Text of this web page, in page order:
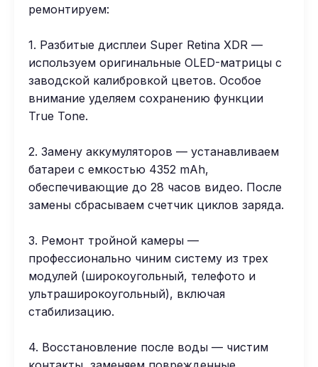
ремонтируем:
1. Разбитые дисплеи Super Retina XDR —
используем оригинальные OLED-матрицы с
заводской калибровкой цветов. Особое
внимание уделяем сохранению функции
True Tone.
2. Замену аккумуляторов — устанавливаем
батареи с емкостью 4352 mAh,
обеспечивающие до 28 часов видео. После
замены сбрасываем счетчик циклов заряда.
3. Ремонт тройной камеры —
профессионально чиним систему из трех
модулей (широкоугольный, телефото и
ультраширокоугольный), включая
стабилизацию.
4. Восстановление после воды — чистим